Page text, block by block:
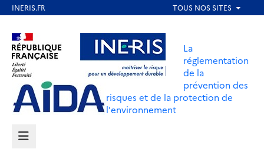
contenu
principal
Aller au contenu Aller au menu
Aller au pied de page
La
réglementation
de la
prévention des
risques et de la protection de
l'environnement
MENU